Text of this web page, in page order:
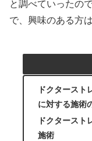
と調べていったの
で、興味のある方
ドクタースト
に対する施術
ドクタースト
施術